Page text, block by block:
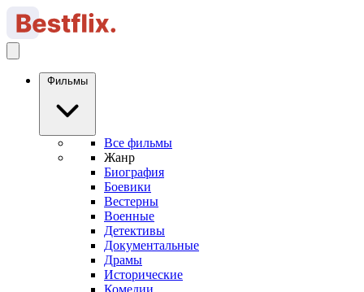
Фильмы
Все фильмы
Жанр
Биография
Боевики
Вестерны
Военные
Детективы
Документальные
Драмы
Исторические
Комедии